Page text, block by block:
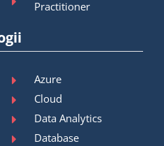
Practitioner
Azure
Cloud
Data Analytics
Database